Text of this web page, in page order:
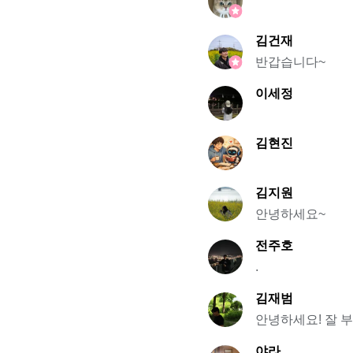
김건재
반갑습니다~
이세정
김현진
김지원
안녕하세요~
전주호
.
김재범
안녕하세요! 잘